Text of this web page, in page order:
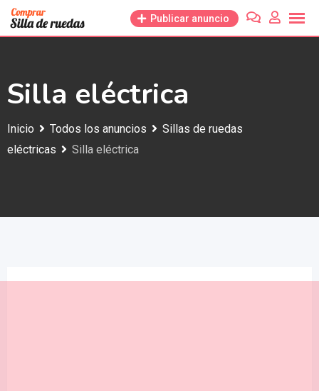
Saltar
Publicar anuncio
Silla eléctrica
Inicio Todos los anuncios
Sillas de ruedas
eléctricas
Silla eléctrica